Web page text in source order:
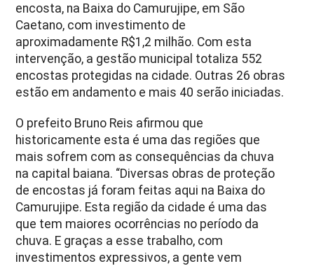
encosta, na Baixa do Camurujipe, em São
Caetano, com investimento de
aproximadamente R$1,2 milhão. Com esta
intervenção, a gestão municipal totaliza 552
encostas protegidas na cidade. Outras 26 obras
estão em andamento e mais 40 serão iniciadas.
O prefeito Bruno Reis afirmou que
historicamente esta é uma das regiões que
mais sofrem com as consequências da chuva
na capital baiana. “Diversas obras de proteção
de encostas já foram feitas aqui na Baixa do
Camurujipe. Esta região da cidade é uma das
que tem maiores ocorrências no período da
chuva. E graças a esse trabalho, com
investimentos expressivos, a gente vem